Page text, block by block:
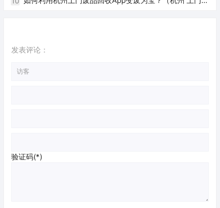
发表评论：
验证码(*)